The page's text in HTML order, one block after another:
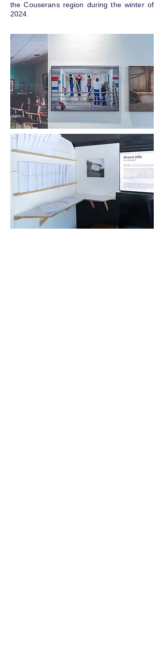
the Couserans region during the winter of
2024.